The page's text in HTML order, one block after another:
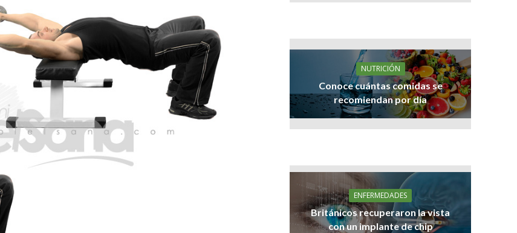
NUTRICIÓN
Conoce cuántas comidas se
recomiendan por día
ENFERMEDADES
Británicos recuperaron la vista
con un implante de chip